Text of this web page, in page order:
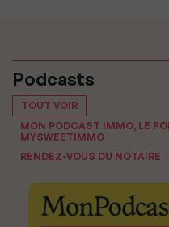
Podcasts
TOUT VOIR
MON PODCAST IMMO, LE
MYSWEETIMMO
RENDEZ-VOUS DU NOTAIRE